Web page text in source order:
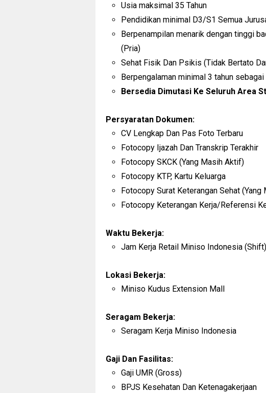
Usia maksimal 35 Tahun
Pendidikan minimal D3/S1 Semua
Berpenampilan menarik dengan tinggi
(Pria)
Sehat Fisik Dan Psikis (Tidak Bertato
Berpengalaman minimal 3 tahun
Bersedia Dimutasi Ke Seluruh Area
Persyaratan Dokumen:
CV Lengkap Dan Pas Foto Terbaru
Fotocopy Ijazah Dan Transkrip Terakhir
Fotocopy SKCK (Yang Masih Aktif)
Fotocopy KTP, Kartu Keluarga
Fotocopy Surat Keterangan Sehat
Fotocopy Keterangan Kerja/Referensi
Waktu Bekerja:
Jam Kerja Retail Miniso Indonesia (Shift)
Lokasi Bekerja:
Miniso Kudus Extension Mall
Seragam Bekerja:
Seragam Kerja Miniso Indonesia
Gaji Dan Fasilitas:
Gaji UMR (Gross)
BPJS Kesehatan Dan Ketenagakerjaan